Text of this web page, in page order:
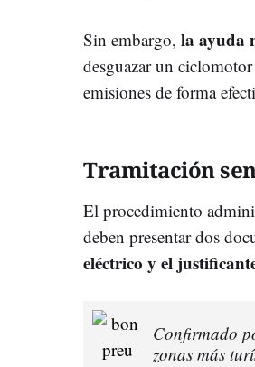
Sin embargo, la ayuda
desguazar un
emisiones de forma
Tramitación
El procedimiento
deben presentar dos
eléctrico y el
Confirmado
zonas más